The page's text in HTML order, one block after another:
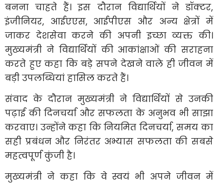
बनना चाहते हैं। इस दौरान विद्यार्थियों ने डॉक्टर,
इंजीनियर, आईएएस, आईपीएस और अन्य क्षेत्रों में
जाकर देशसेवा करने की अपनी इच्छा व्यक्त की।
मुख्यमंत्री ने विद्यार्थियों की आकांक्षाओं की सराहना
करते हुए कहा कि बड़े सपने देखने वाले ही जीवन में
बड़ी उपलब्धियां हासिल करते हैं।
संवाद के दौरान मुख्यमंत्री ने विद्यार्थियों से उनकी
पढ़ाई की दिनचर्या और सफलता के अनुभव भी साझा
करवाए। उन्होंने कहा कि नियमित दिनचर्या, समय का
सही प्रबंधन और निरंतर अभ्यास सफलता की सबसे
महत्वपूर्ण कुंजी है।
मुख्यमंत्री ने कहा कि वे स्वयं भी अपने जीवन में